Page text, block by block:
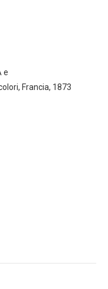
e
Francia, 1873